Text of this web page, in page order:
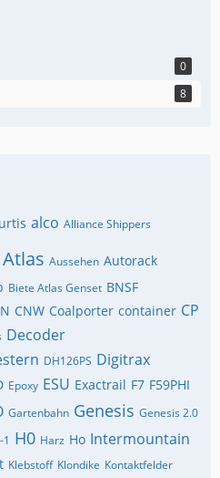
0
8
alco Alliance Shippers
Atlas Aussehen Autorack
Biete Atlas Genset BNSF
CNW Coalporter container CP
Decoder
DH126PS Digitrax
Epoxy ESU Exactrail F7 F59PHI
Gartenbahn Genesis Genesis 2.0
1 H0 Harz Ho Intermountain
Klebstoff Klondike Kontaktfelder